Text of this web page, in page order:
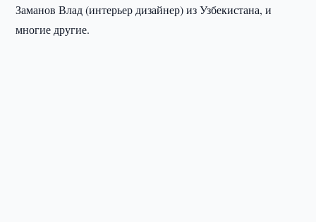
Заманов Влад (интерьер дизайнер) из Узбекистана, и
многие другие.